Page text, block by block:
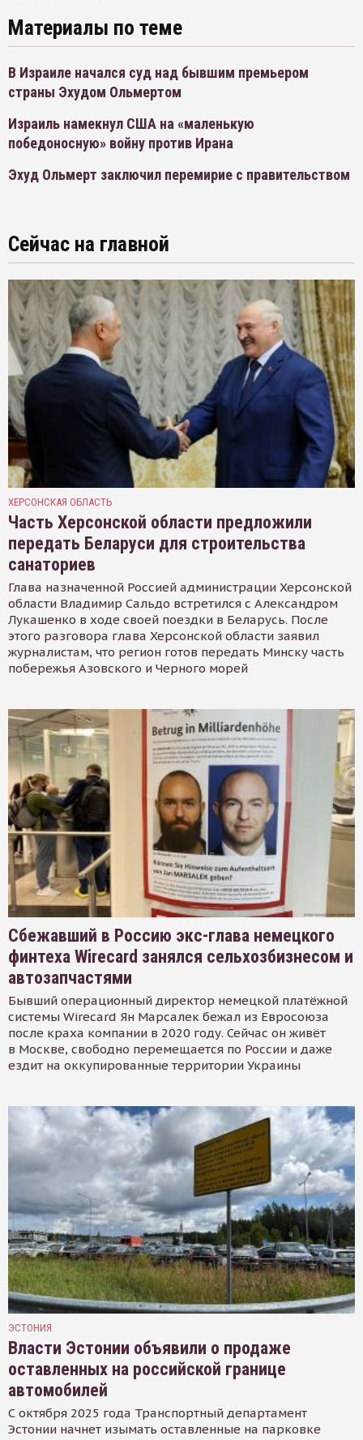
Материалы по теме
В Израиле начался суд над бывшим премьером
страны Эхудом Ольмертом
Израиль намекнул США на «маленькую
победоносную» войну против Ирана
Эхуд Ольмерт заключил перемирие с правительством
Сейчас на главной
ХЕРСОНСКАЯ ОБЛАСТЬ
Часть Херсонской области предложили
передать Беларуси для строительства
санаториев
Глава назначенной Россией администрации Херсонской
области Владимир Сальдо встретился с Александром
Лукашенко в ходе своей поездки в Беларусь. После
этого разговора глава Херсонской области заявил
журналистам, что регион готов передать Минску часть
побережья Азовского и Черного морей
Сбежавший в Россию экс-глава немецкого
финтеха Wirecard занялся сельхозбизнесом и
автозапчастями
Бывший операционный директор немецкой платёжной
системы Wirecard Ян Марсалек бежал из Евросоюза
после краха компании в 2020 году. Сейчас он живёт
в Москве, свободно перемещается по России и даже
ездит на оккупированные территории Украины
ЭСТОНИЯ
Власти Эстонии объявили о продаже
оставленных на российской границе
автомобилей
С октября 2025 года Транспортный департамент
Эстонии начнет изымать оставленные на парковке